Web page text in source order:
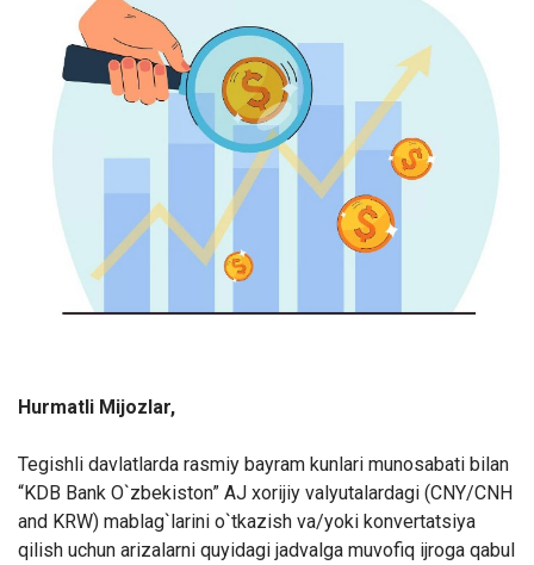
Hurmatli Mijozlar,
Tegishli davlatlarda rasmiy bayram kunlari munosabati bilan
“KDB Bank O`zbekiston” AJ xorijiy valyutalardagi (CNY/CNH
and KRW) mablag`larini o`tkazish va/yoki konvertatsiya
qilish uchun arizalarni quyidagi jadvalga muvofiq ijroga qabul